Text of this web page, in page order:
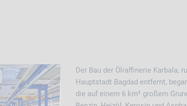
Der Bau der Ölraffinerie Karbala,
Hauptstadt Bagdad entfernt,
die auf einem 6 km² großem